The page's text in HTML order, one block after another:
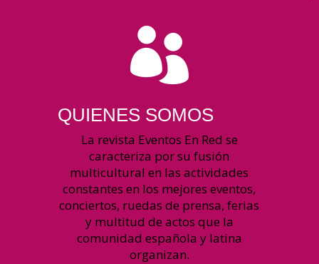

QUIENES SOMOS
La revista Eventos En Red se
caracteriza por su fusión
multicultural en las actividades
constantes en los mejores eventos,
conciertos, ruedas de prensa, ferias
y multitud de actos que la
comunidad española y latina
organizan.